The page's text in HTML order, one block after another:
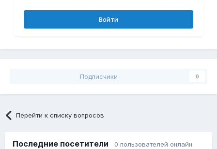
Войти
Подписчики 0
Перейти к списку вопросов
Последние посетители 0 пользователей онлайн